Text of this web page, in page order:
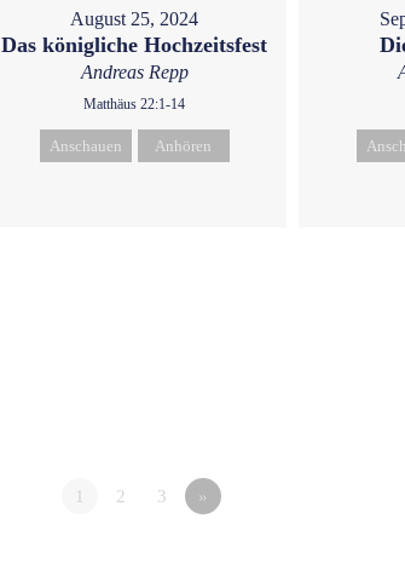
August 25, 2024
Das königliche Hochzeitsfest
Andreas Repp
Matthäus 22:1-14
Anschauen Anhören
1 2 3 »